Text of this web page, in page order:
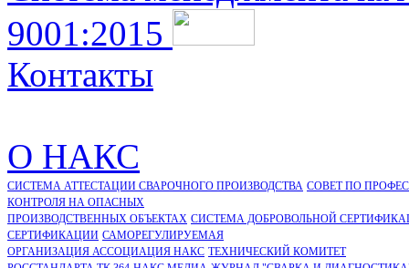
9001:2015
Контакты
О НАКС
СИСТЕМА АТТЕСТАЦИИ СВАРОЧНОГО ПРОИЗВОДСТВА СОВЕТ ПО
КОНТРОЛЯ НА ОПАСНЫХ
ПРОИЗВОДСТВЕННЫХ ОБЪЕКТАХ СИСТЕМА ДОБРОВОЛЬНОЙ
CЕРТИФИКАЦИИ САМОРЕГУЛИРУЕМАЯ
ОРГАНИЗАЦИЯ АССОЦИАЦИЯ НАКС ТЕХНИЧЕСКИЙ КОМИТЕТ